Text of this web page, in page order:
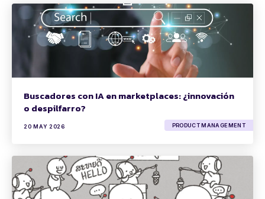
Buscadores con IA en marketplaces: ¿innovación
o despilfarro?
20 MAY 2026 PRODUCT MANAGEMENT